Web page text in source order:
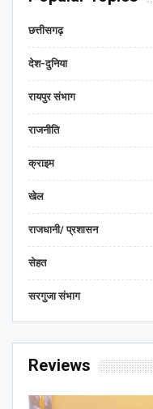
छत्तीसगढ़
देश-दुनिया
रायपुर संभाग
राजनीति
क्राइम
खेल
राजधानी/ प्रशासन
सेहत
सरगुजा संभाग
Reviews